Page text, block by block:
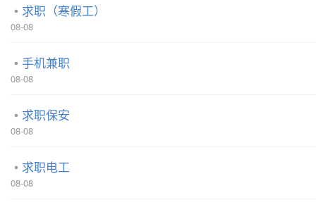
求职（寒假工）
08-08
手机兼职
08-08
求职保安
08-08
求职电工
08-08